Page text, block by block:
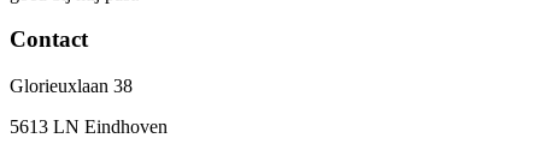
Contact
Glorieuxlaan 38
5613 LN Eindhoven